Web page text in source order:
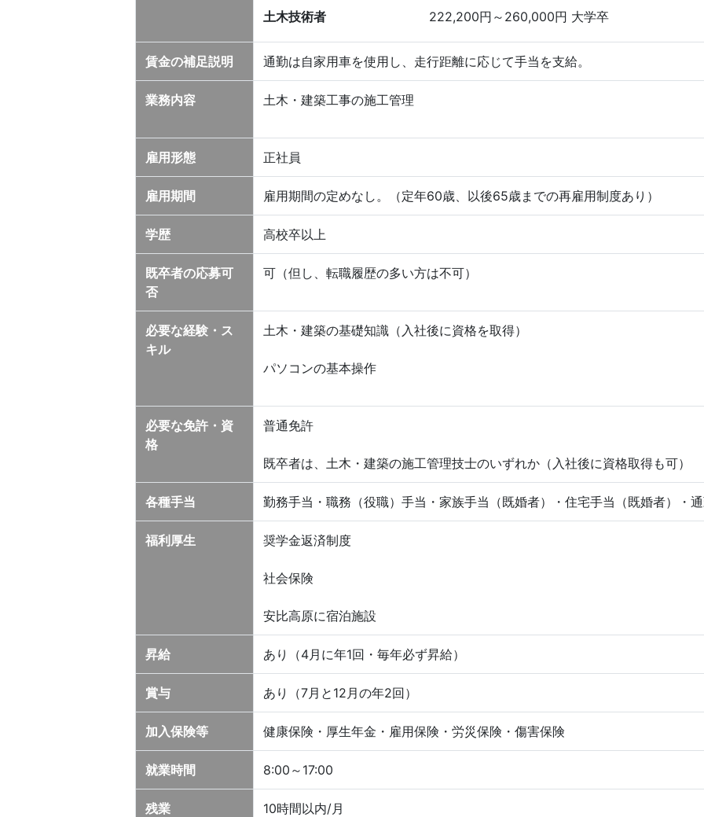
土木技術者
222,200円～260,000円 大学卒
賃金の補足説明 通勤は自家用車を使用し、走行距離に応じて手当を支給。
業務内容 土木・建築工事の施工管理
雇用形態 正社員
雇用期間 雇用期間の定めなし。（定年60歳、以後65歳までの再雇用制度あり）
学歴 高校卒以上
既卒者の応募可
否
可（但し、転職履歴の多い方は不可）
必要な経験・ス
キル
土木・建築の基礎知識（入社後に資格を取得）
パソコンの基本操作
必要な免許・資
格
普通免許
既卒者は、土木・建築の施工管理技士のいずれか（入社後に資格取得も可）
各種手当 勤務手当・職務（役職）手当・家族手当（既婚者）・住宅手当（既婚者）・
福利厚生 奨学金返済制度
社会保険
安比高原に宿泊施設
昇給 あり（4月に年1回・毎年必ず昇給）
賞与 あり（7月と12月の年2回）
加入保険等 健康保険・厚生年金・雇用保険・労災保険・傷害保険
就業時間 8:00～17:00
残業 10時間以内/月